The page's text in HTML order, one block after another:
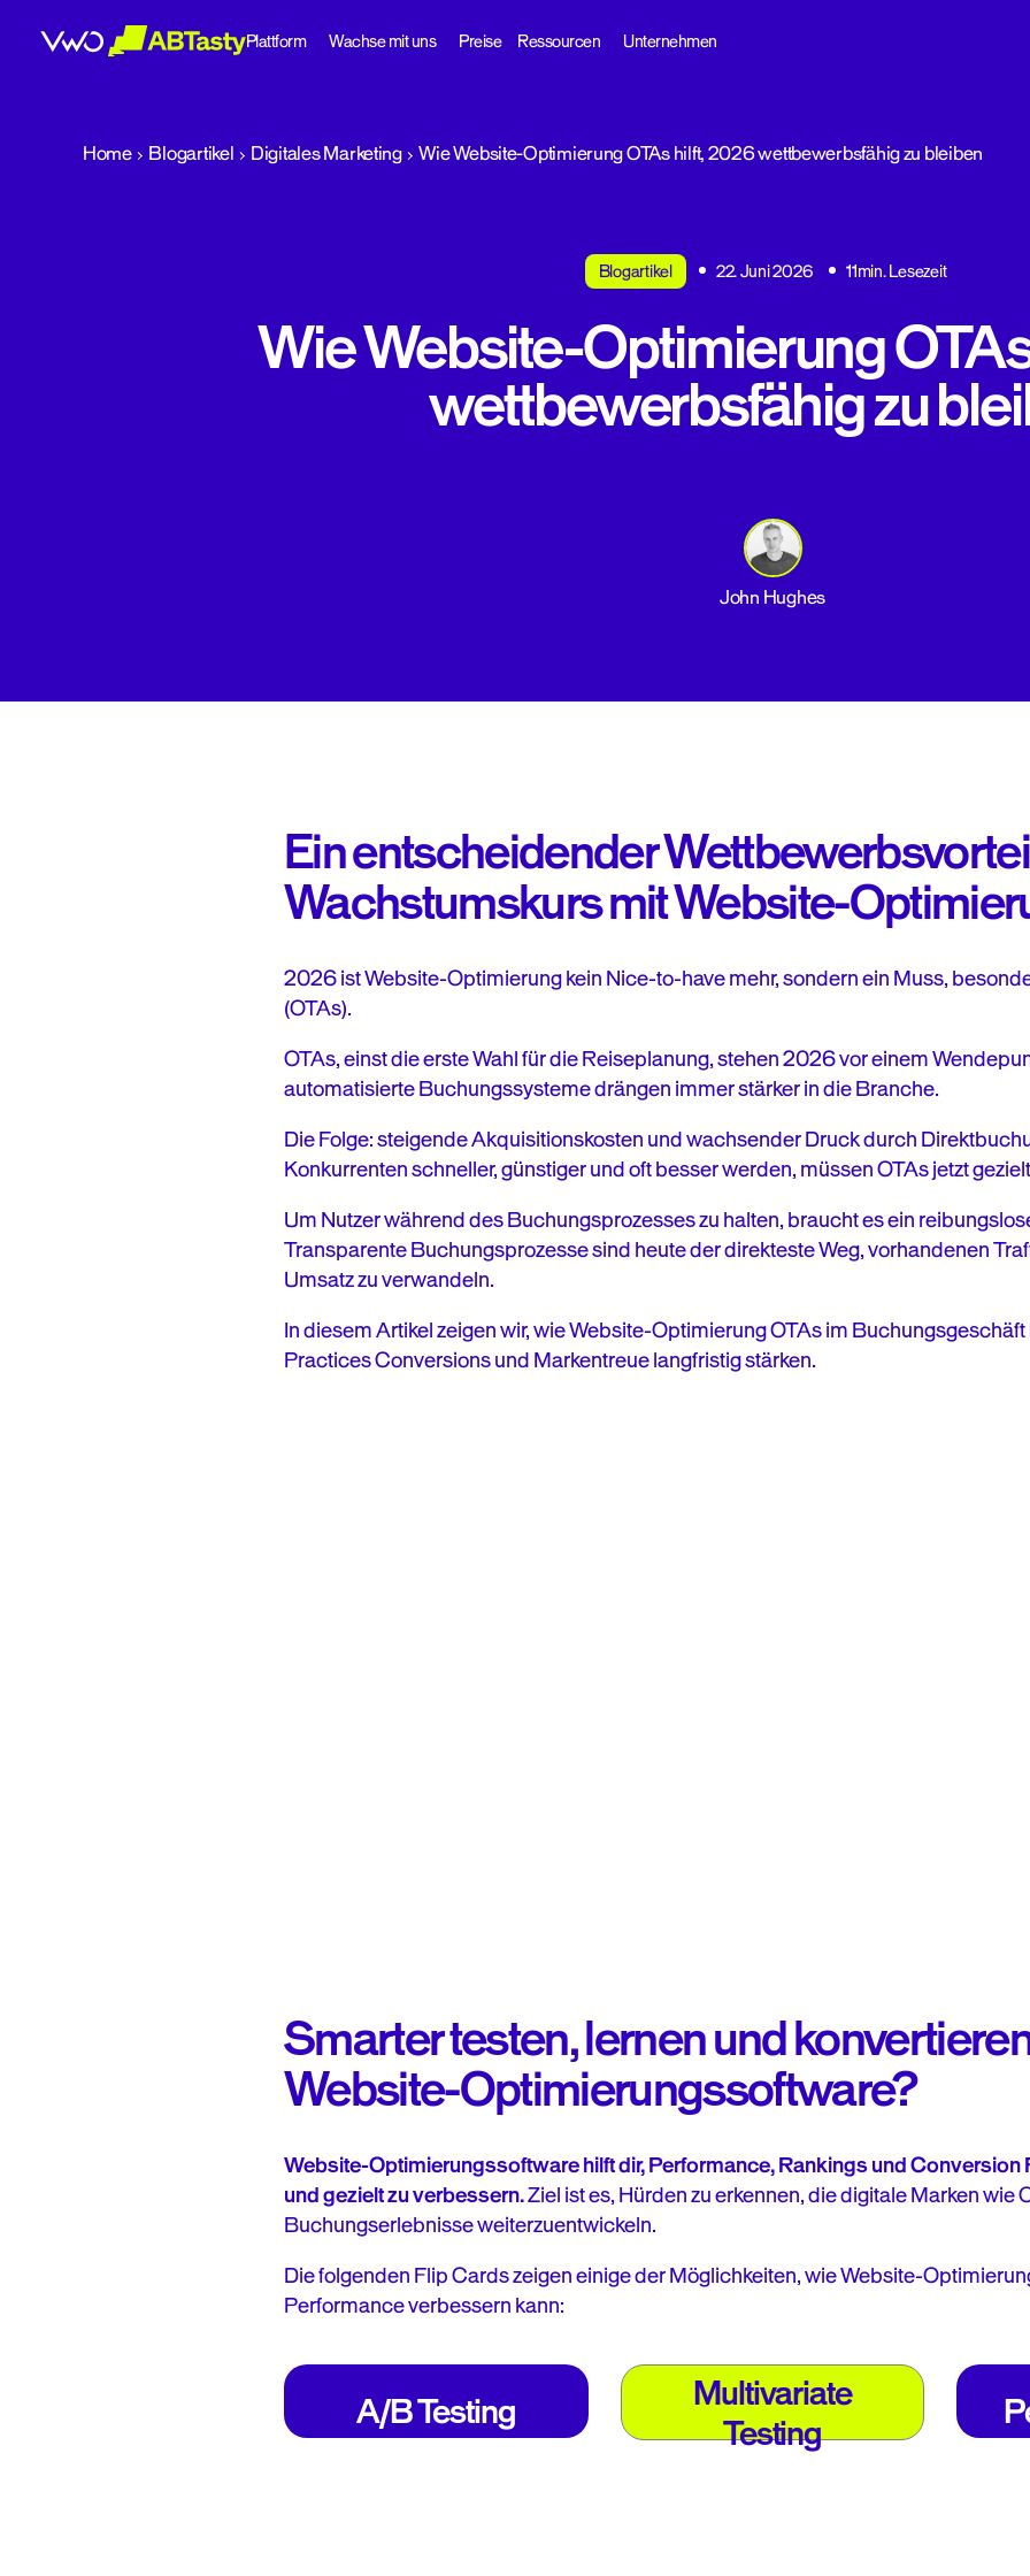
Plattform Wachse mit uns Preise Ressourcen Unternehmen
Home Blogartikel Digitales Marketing Wie Website-Optimierung OTAs hilft, 2026 wettbewerbsfähig zu bleiben
Blogartikel 22. Juni 2026 11min. Lesezeit
Wie Website-Optimierung
wettbewerbsfähig zu
John Hughes
Ein entscheidender
Wachstumskurs mit Website-
2026 ist Website-Optimierung kein Nice-to-have mehr, sondern ein Muss,
(OTAs).
OTAs, einst die erste Wahl für die Reiseplanung, stehen 2026 vor einem
automatisierte Buchungssysteme drängen immer stärker in die Branche.
Die Folge: steigende Akquisitionskosten und wachsender Druck durch
Konkurrenten schneller, günstiger und oft besser werden, müssen OTAs jetzt
Um Nutzer während des Buchungsprozesses zu halten, braucht es ein
Transparente Buchungsprozesse sind heute der direkteste Weg, vorhandenen
Umsatz zu verwandeln.
In diesem Artikel zeigen wir, wie Website-Optimierung OTAs im
Practices Conversions und Markentreue langfristig stärken.
Smarter testen, lernen und
Website-Optimierungssoftware?
Website-Optimierungssoftware hilft dir, Performance, Rankings und Conversion
und gezielt zu verbessern.Ziel ist es, Hürden zu erkennen, die digitale Marken wie
Buchungserlebnisse weiterzuentwickeln.
Die folgenden Flip Cards zeigen einige der Möglichkeiten, wie Website-
Performance verbessern kann:
A/B Testing
a webpage or feature to
see which one drives
stronger engagement,
Multivariate
Testing
page elements like
headlines, images, and
buttons work together to
improve performance.